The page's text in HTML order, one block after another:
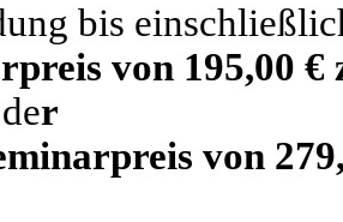
bis
von 195,00 €
r
von